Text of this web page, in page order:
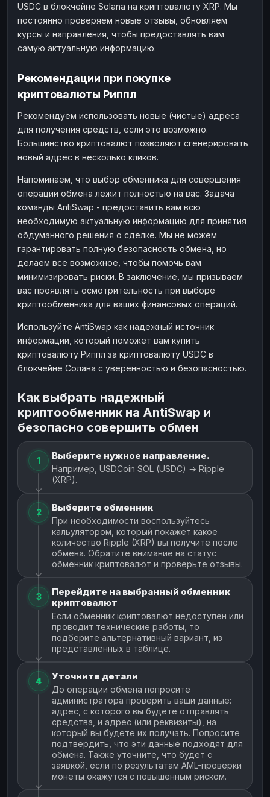
USDC в блокчейне Solana на криптовалюту XRP. Мы
постоянно проверяем новые отзывы, обновляем
курсы и направления, чтобы предоставлять вам
самую актуальную информацию.
Рекомендации при покупке
криптовалюты Риппл
Рекомендуем использовать новые (чистые) адреса
для получения средств, если это возможно.
Большинство криптовалют позволяют сгенерировать
новый адрес в несколько кликов.
Напоминаем, что выбор обменника для совершения
операции обмена лежит полностью на вас. Задача
команды AntiSwap - предоставить вам всю
необходимую актуальную информацию для принятия
обдуманного решения о сделке. Мы не можем
гарантировать полную безопасность обмена, но
делаем все возможное, чтобы помочь вам
минимизировать риски. В заключение, мы призываем
вас проявлять осмотрительность при выборе
криптообменника для ваших финансовых операций.
Используйте AntiSwap как надежный источник
информации, который поможет вам купить
криптовалюту Риппл за криптовалюту USDC в
блокчейне Солана с уверенностью и безопасностью.
Как выбрать надежный
криптообменник на AntiSwap и
безопасно совершить обмен
1 Выберите нужное направление.
Например, USDCoin SOL (USDC) → Ripple
(XRP).
2 Выберите обменник
При необходимости воспользуйтесь
кальулятором, который покажет какое
количество Ripple (XRP) вы получите после
обмена. Обратите внимание на статус
обменник криптовалют и проверьте отзывы.
3
Перейдите на выбранный обменник
криптовалют
Если обменник криптовалют недоступен или
проводит технические работы, то
подберите альтернативный вариант, из
представленных в таблице.
4 Уточните детали
До операции обмена попросите
администратора проверить ваши данные:
адрес, с которого вы будете отправлять
средства, и адрес (или реквизиты), на
который вы будете их получать. Попросите
подтвердить, что эти данные подходят для
обмена. Также уточните, что будет с
заявкой, если по результатам AML-проверки
монеты окажутся с повышенным риском.